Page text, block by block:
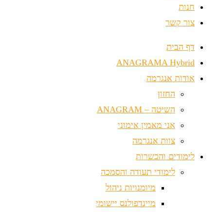
חנות
צור קשר
דף הבית
ANAGRAMA Hybrid
אודות אנגרמה
החזון
השיטה – ANAGRAM
אני מאמין אימוני
צוות אנגרמה
לימודים והכשרות
לימודי תעודה והסמכה
מיומנויות ניהול
מיינדפולנס יישומי